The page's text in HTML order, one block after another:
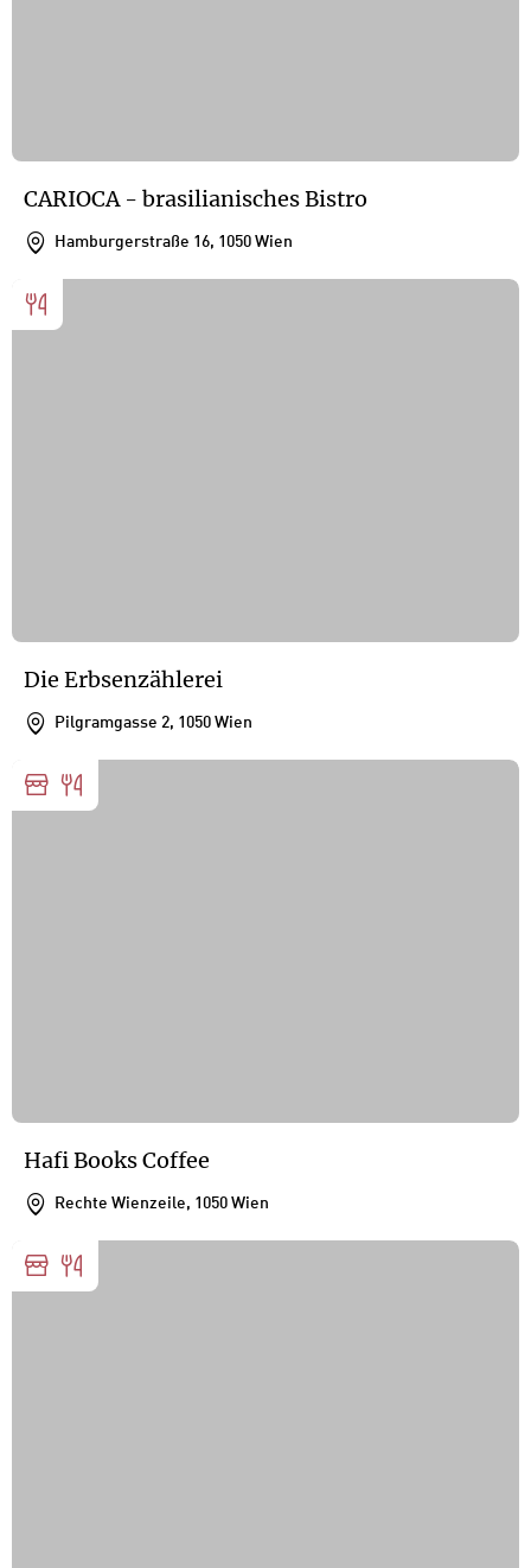
CARIOCA - brasilianisches Bistro
Hamburgerstraße 16, 1050 Wien
Die Erbsenzählerei
Pilgramgasse 2, 1050 Wien
Hafi Books Coffee
Rechte Wienzeile, 1050 Wien